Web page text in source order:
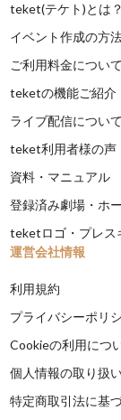
teket(テケト)とは？
イベント作成の方
ご利用料金について
teketの機能ご紹介
ライブ配信について
teket利用者様の声
資料・マニュアル
登録済み劇場・ホ
teketロゴ・プレス
運営会社情報
利用規約
プライバシーポリ
Cookieの利用につ
個人情報の取り扱
特定商取引法に基